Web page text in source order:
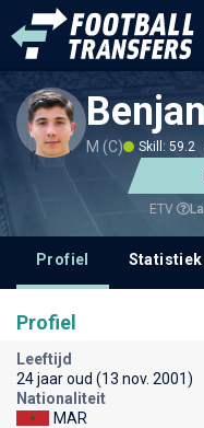
M (C) Skill: 59.2
ETV
Profiel
Profiel
Leeftijd
24 jaar oud (13 nov. 2001)
Nationaliteit
MAR